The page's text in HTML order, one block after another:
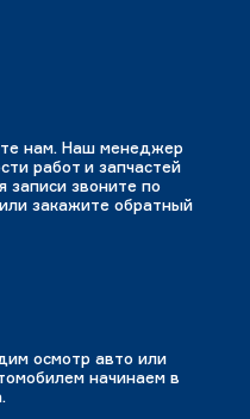
нам. Наш менеджер
работ и запчастей
записи звоните по
закажите обратный
осмотр авто или
начинаем в